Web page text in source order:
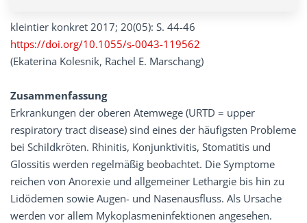
kleintier konkret 2017; 20(05): S. 44-46
https://doi.org/10.1055/s-0043-119562
(Ekaterina Kolesnik, Rachel E. Marschang)
Zusammenfassung
Erkrankungen der oberen Atemwege (URTD = upper
respiratory tract disease) sind eines der häufigsten Probleme
bei Schildkröten. Rhinitis, Konjunktivitis, Stomatitis und
Glossitis werden regelmäßig beobachtet. Die Symptome
reichen von Anorexie und allgemeiner Lethargie bis hin zu
Lidödemen sowie Augen- und Nasenausfluss. Als Ursache
werden vor allem Mykoplasmeninfektionen angesehen.